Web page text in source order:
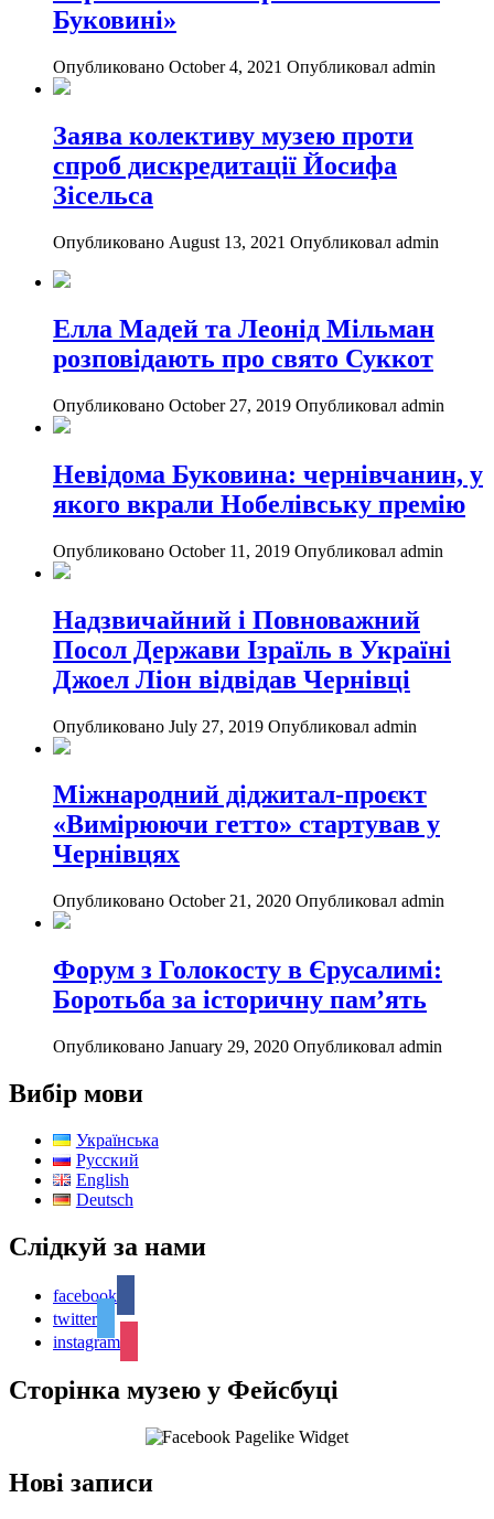
Буковині»
Опубликовано October 4, 2021 Опубликовал admin
Заява колективу музею проти
спроб дискредитації Йосифа
Зісельса
Опубликовано August 13, 2021 Опубликовал admin
Елла Мадей та Леонід Мільман
розповідають про свято Суккот
Опубликовано October 27, 2019 Опубликовал admin
Невідома Буковина: чернівчанин, у
якого вкрали Нобелівську премію
Опубликовано October 11, 2019 Опубликовал admin
Надзвичайний і Повноважний
Посол Держави Ізраїль в Україні
Джоел Ліон відвідав Чернівці
Опубликовано July 27, 2019 Опубликовал admin
Міжнародний діджитал-проєкт
«Вимірюючи гетто» стартував у
Чернівцях
Опубликовано October 21, 2020 Опубликовал admin
Форум з Голокосту в Єрусалимі:
Боротьба за історичну пам’ять
Опубликовано January 29, 2020 Опубликовал admin
Вибір мови
Українська
Русский
English
Deutsch
Слідкуй за нами
facebook
twitter
instagram
Сторінка музею у Фейсбуці
Нові записи